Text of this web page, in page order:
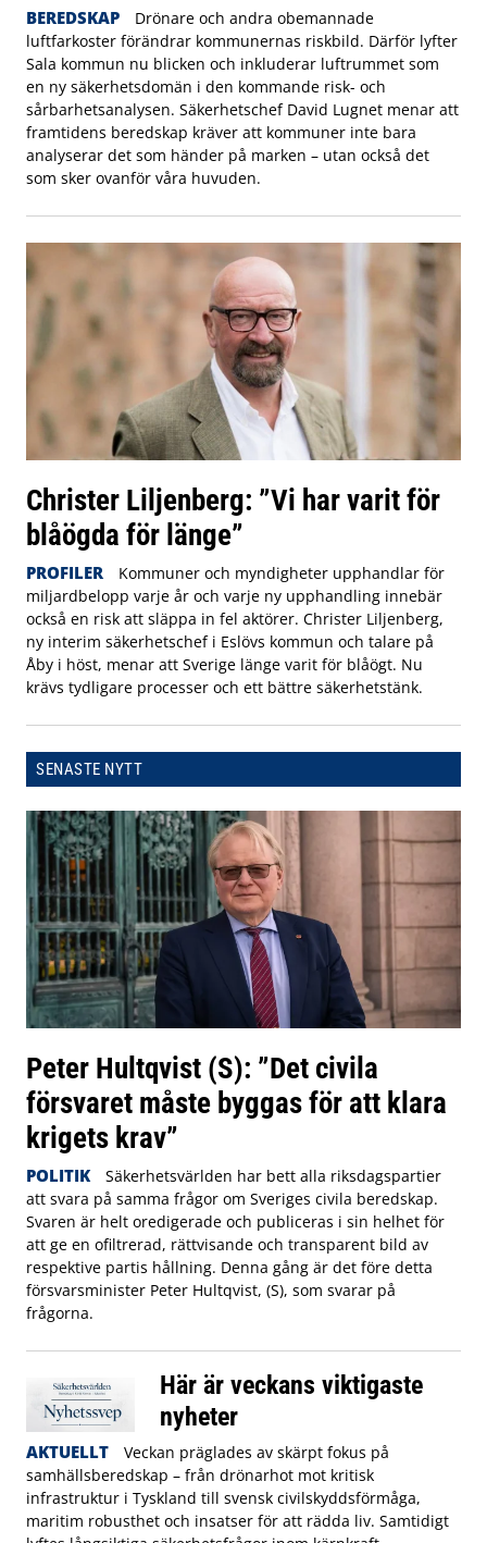
BEREDSKAP
Drönare och andra obemannade
luftfarkoster förändrar kommunernas riskbild. Därför lyfter
Sala kommun nu blicken och inkluderar luftrummet som
en ny säkerhetsdomän i den kommande risk- och
sårbarhetsanalysen. Säkerhetschef David Lugnet menar att
framtidens beredskap kräver att kommuner inte bara
analyserar det som händer på marken – utan också det
som sker ovanför våra huvuden.
Christer Liljenberg: ”Vi har varit för
blåögda för länge”
PROFILER
Kommuner och myndigheter upphandlar för
miljardbelopp varje år och varje ny upphandling innebär
också en risk att släppa in fel aktörer. Christer Liljenberg,
ny interim säkerhetschef i Eslövs kommun och talare på
Åby i höst, menar att Sverige länge varit för blåögt. Nu
krävs tydligare processer och ett bättre säkerhetstänk.
SENASTE NYTT
Peter Hultqvist (S): ”Det civila
försvaret måste byggas för att klara
krigets krav”
POLITIK
Säkerhetsvärlden har bett alla riksdagspartier
att svara på samma frågor om Sveriges civila beredskap.
Svaren är helt oredigerade och publiceras i sin helhet för
att ge en ofiltrerad, rättvisande och transparent bild av
respektive partis hållning. Denna gång är det före detta
försvarsminister Peter Hultqvist, (S), som svarar på
frågorna.
Här är veckans viktigaste
nyheter
AKTUELLT
Veckan präglades av skärpt fokus på
samhällsberedskap – från drönarhot mot kritisk
infrastruktur i Tyskland till svensk civilskyddsförmåga,
maritim robusthet och insatser för att rädda liv. Samtidigt